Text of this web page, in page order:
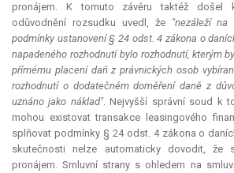
pronájem. K tomuto závěru taktéž došel
odůvodnění rozsudku uvedl, že "nezáleží
podmínky ustanovení § 24 odst. 4 zákona o
napadeného rozhodnutí bylo rozhodnutí, kterým
přímému placení daň z právnických osob
rozhodnutí o dodatečném doměření daně z
uznáno jako náklad". Nejvyšší správní soud k
mohou existovat transakce leasingového
splňovat podmínky § 24 odst. 4 zákona o
skutečnosti nelze automaticky dovodit, že
pronájem. Smluvní strany s ohledem na